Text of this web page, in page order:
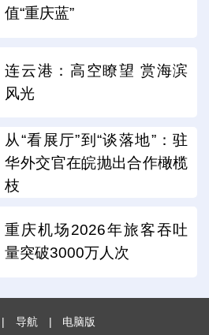
值“重庆蓝”
连云港：高空瞭望 赏海滨
风光
从“看展厅”到“谈落地”：驻
华外交官在皖抛出合作橄榄
枝
重庆机场2026年旅客吞吐
量突破3000万人次
| 导航 | 电脑版